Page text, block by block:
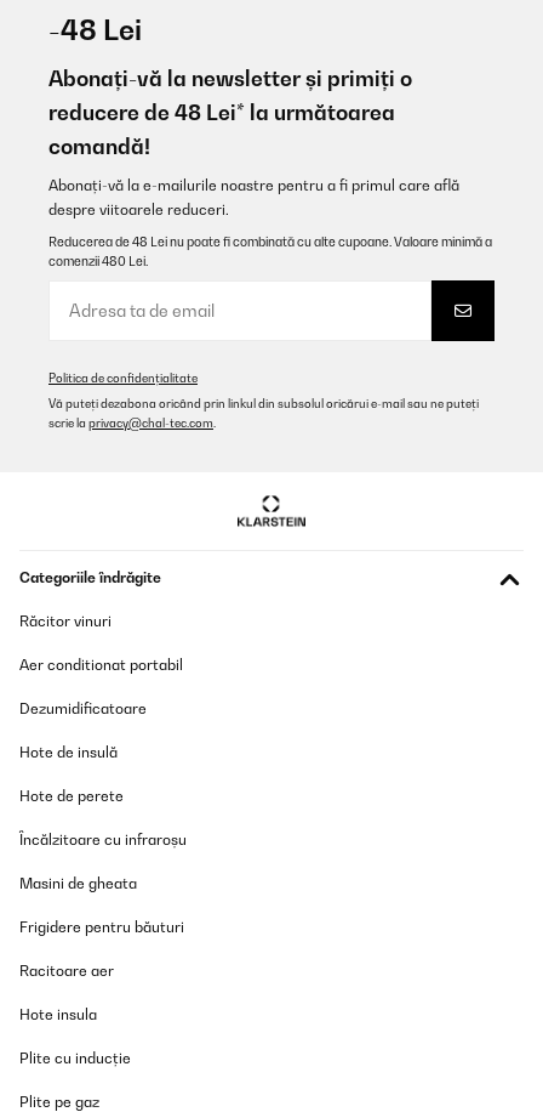
-48 Lei
Abonați-vă la newsletter și primiți o
reducere de 48 Lei* la următoarea
comandă!
Abonați-vă la e-mailurile noastre pentru a fi primul care află
despre viitoarele reduceri.
Reducerea de 48 Lei nu poate fi combinată cu alte cupoane. Valoare minimă a
comenzii 480 Lei.
Politica de confidențialitate
Vă puteți dezabona oricând prin linkul din subsolul oricărui e-mail sau ne puteți
scrie la privacy@chal-tec.com
Categoriile îndrăgite
Răcitor vinuri
Aer conditionat portabil
Dezumidificatoare
Hote de insulă
Hote de perete
Încălzitoare cu infraroșu
Masini de gheata
Frigidere pentru băuturi
Racitoare aer
Hote insula
Plite cu inducție
Plite pe gaz